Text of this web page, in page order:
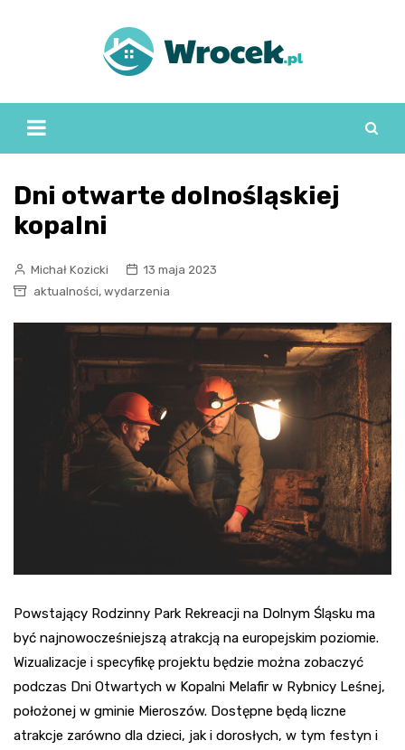
Dni otwarte dolnośląskiej
kopalni
Michał Kozicki
13 maja 2023
aktualności, wydarzenia
Powstający Rodzinny Park Rekreacji na Dolnym Śląsku ma
być najnowocześniejszą atrakcją na europejskim poziomie.
Wizualizacje i specyfikę projektu będzie można zobaczyć
podczas Dni Otwartych w Kopalni Melafir w Rybnicy Leśnej,
położonej w gminie Mieroszów. Dostępne będą liczne
atrakcje zarówno dla dzieci, jak i dorosłych, w tym festyn i